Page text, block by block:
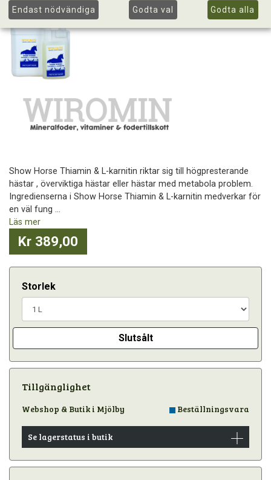
Show Horse Thiamin & L-karnitin riktar sig till högpresterande
hästar , överviktiga hästar eller hästar med metabola problem.
Ingredienserna i Show Horse Thiamin & L-karnitin medverkar för
en väl fung ...
Läs mer
Kr 389,00
Storlek
Slutsålt
Tillgänglighet
Webshop & Butik i Mjölby Beställningsvara
Se lagerstatus i butik
Endast nödvändiga Godta val Godta alla